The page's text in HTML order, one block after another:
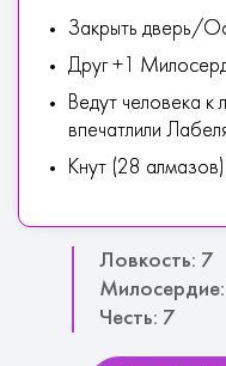
Закрыть дверь/
Друг +1
Ведут человека к
впечатлили
Кнут (28
Ловкость: 7
Честь: 7